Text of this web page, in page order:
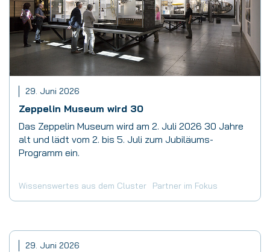
29. Juni 2026
Zeppelin Museum wird 30
Das Zeppelin Museum wird am 2. Juli 2026 30 Jahre
alt und lädt vom 2. bis 5. Juli zum Jubiläums-
Programm ein.
Wissenswertes aus dem Cluster Partner im Fokus
29. Juni 2026